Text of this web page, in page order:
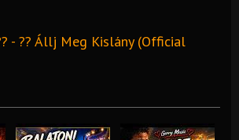
- ?? Állj Meg Kislány (Official